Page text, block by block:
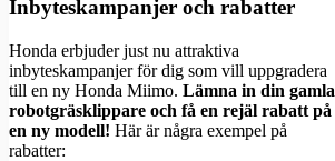
Inbyteskampanjer och rabatter
Honda erbjuder just nu attraktiva
inbyteskampanjer för dig som vill uppgradera
till en ny Honda Miimo. Lämna in din gamla
robotgräsklippare och få en rejäl rabatt på
en ny modell! Här är några exempel på
rabatter: